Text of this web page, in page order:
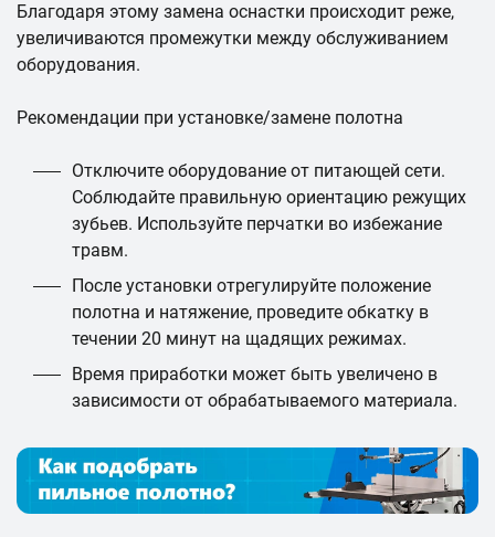
Благодаря этому замена оснастки происходит реже,
увеличиваются промежутки между обслуживанием
оборудования.
Рекомендации при установке/замене полотна
Отключите оборудование от питающей сети.
Соблюдайте правильную ориентацию режущих
зубьев. Используйте перчатки во избежание
травм.
После установки отрегулируйте положение
полотна и натяжение, проведите обкатку в
течении 20 минут на щадящих режимах.
Время приработки может быть увеличено в
зависимости от обрабатываемого материала.